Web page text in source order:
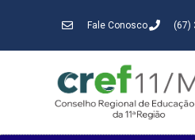
Fale Conosco (67)